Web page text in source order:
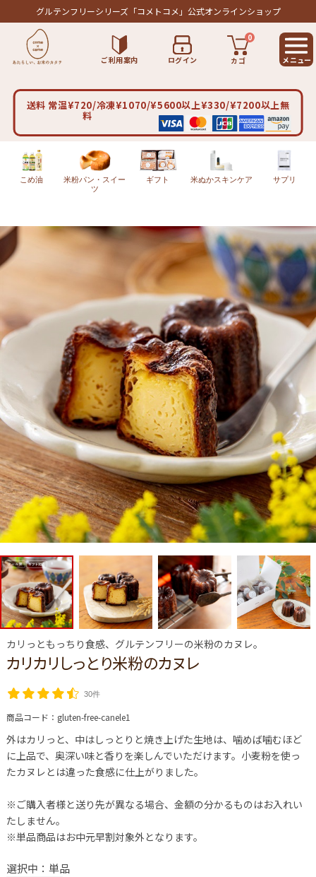
グルテンフリーシリーズ「コメトコメ」公式オンラインショップ
ご利用案内 ログイン カゴ
0
送料 常温¥720/冷凍¥1070/¥5600以上¥330/¥7200以上無
料
こめ油
米粉パン・スイー
ツ
ギフト 米ぬかスキンケア サプリ
カリっともっちり食感、グルテンフリーの米粉のカヌレ。
カリカリしっとり米粉のカヌレ
30件
商品コード： gluten-free-canele1
外はカリっと、中はしっとりと焼き上げた生地は、噛めば噛むほど
に上品で、奥深い味と香りを楽しんでいただけます。小麦粉を使っ
たカヌレとは違った食感に仕上がりました。
※ご購入者様と送り先が異なる場合、金額の分かるものはお入れい
たしません。
※単品商品はお中元早割対象外となります。
選択中：単品